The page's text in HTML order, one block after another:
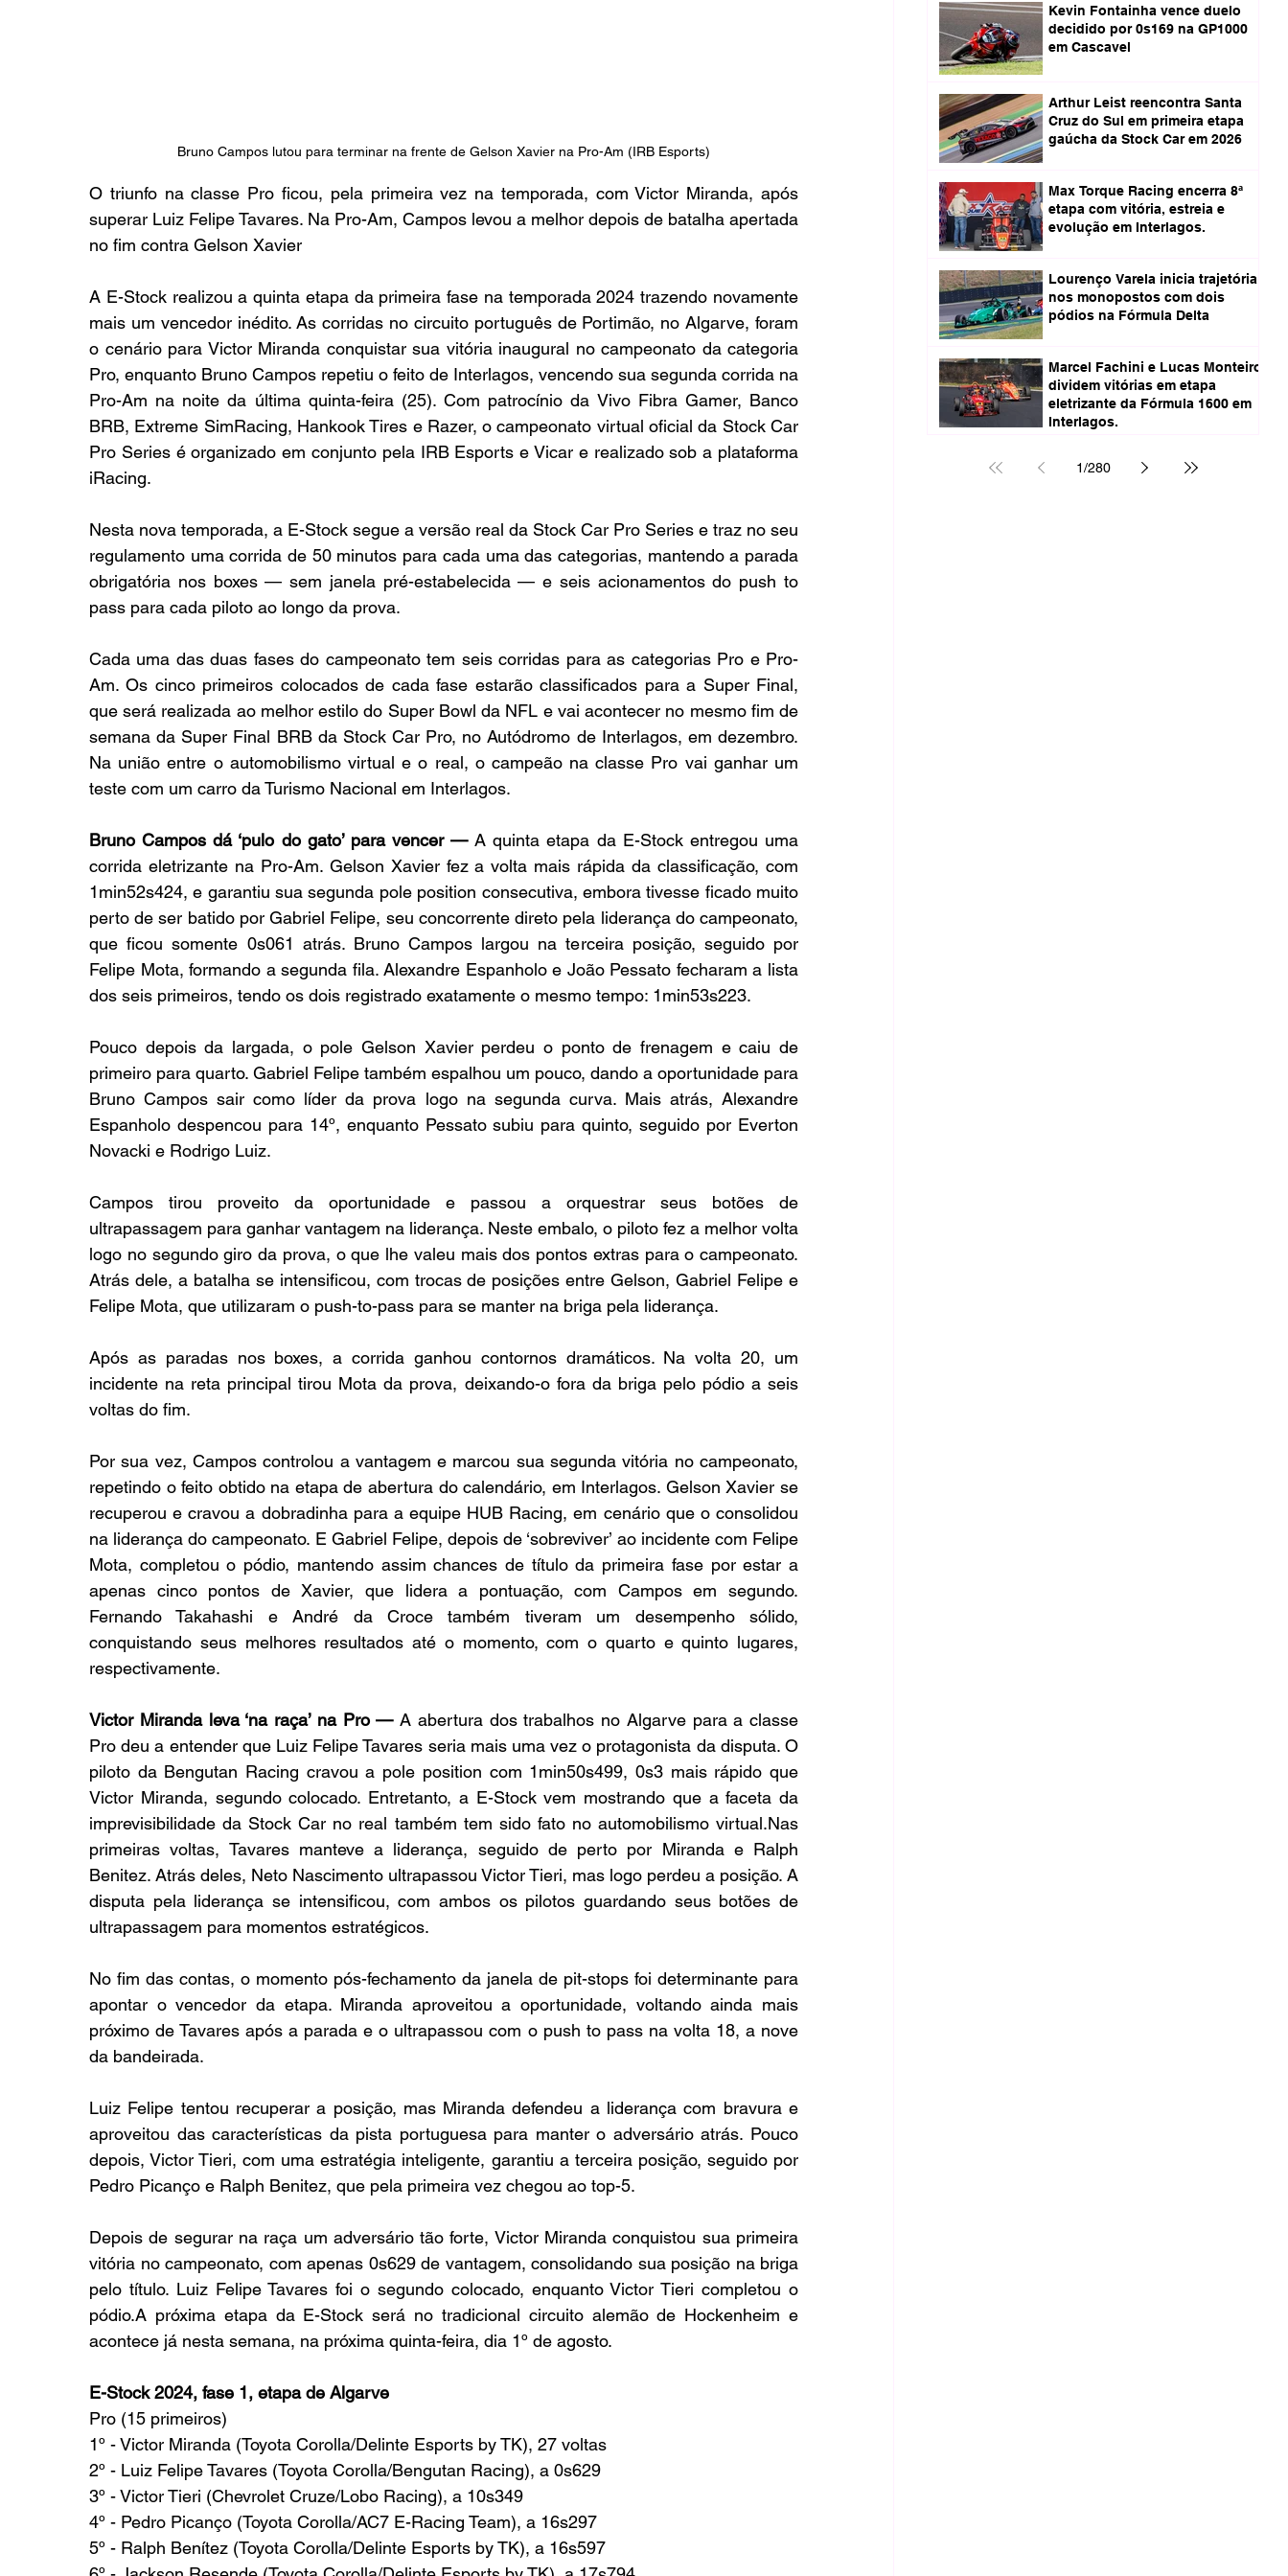
Bruno Campos lutou para terminar na frente de Gelson Xavier na Pro-Am (IRB Esports)
O triunfo na classe Pro ficou, pela primeira vez na temporada, com Victor Miranda, após
superar Luiz Felipe Tavares. Na Pro-Am, Campos levou a melhor depois de batalha apertada
no fim contra Gelson Xavier
A E-Stock realizou a quinta etapa da primeira fase na temporada 2024 trazendo novamente
mais um vencedor inédito. As corridas no circuito português de Portimão, no Algarve, foram
o cenário para Victor Miranda conquistar sua vitória inaugural no campeonato da categoria
Pro, enquanto Bruno Campos repetiu o feito de Interlagos, vencendo sua segunda corrida na
Pro-Am na noite da última quinta-feira (25). Com patrocínio da Vivo Fibra Gamer, Banco
BRB, Extreme SimRacing, Hankook Tires e Razer, o campeonato virtual oficial da Stock Car
Pro Series é organizado em conjunto pela IRB Esports e Vicar e realizado sob a plataforma
iRacing.
Nesta nova temporada, a E-Stock segue a versão real da Stock Car Pro Series e traz no seu
regulamento uma corrida de 50 minutos para cada uma das categorias, mantendo a parada
obrigatória nos boxes — sem janela pré-estabelecida — e seis acionamentos do push to
pass para cada piloto ao longo da prova.
Cada uma das duas fases do campeonato tem seis corridas para as categorias Pro e Pro-
Am. Os cinco primeiros colocados de cada fase estarão classificados para a Super Final,
que será realizada ao melhor estilo do Super Bowl da NFL e vai acontecer no mesmo fim de
semana da Super Final BRB da Stock Car Pro, no Autódromo de Interlagos, em dezembro.
Na união entre o automobilismo virtual e o real, o campeão na classe Pro vai ganhar um
teste com um carro da Turismo Nacional em Interlagos.
Bruno Campos dá ‘pulo do gato’ para vencer — A quinta etapa da E-Stock entregou uma
corrida eletrizante na Pro-Am. Gelson Xavier fez a volta mais rápida da classificação, com
1min52s424, e garantiu sua segunda pole position consecutiva, embora tivesse ficado muito
perto de ser batido por Gabriel Felipe, seu concorrente direto pela liderança do campeonato,
que ficou somente 0s061 atrás. Bruno Campos largou na terceira posição, seguido por
Felipe Mota, formando a segunda fila. Alexandre Espanholo e João Pessato fecharam a lista
dos seis primeiros, tendo os dois registrado exatamente o mesmo tempo: 1min53s223.
Pouco depois da largada, o pole Gelson Xavier perdeu o ponto de frenagem e caiu de
primeiro para quarto. Gabriel Felipe também espalhou um pouco, dando a oportunidade para
Bruno Campos sair como líder da prova logo na segunda curva. Mais atrás, Alexandre
Espanholo despencou para 14º, enquanto Pessato subiu para quinto, seguido por Everton
Novacki e Rodrigo Luiz.
Campos tirou proveito da oportunidade e passou a orquestrar seus botões de
ultrapassagem para ganhar vantagem na liderança. Neste embalo, o piloto fez a melhor volta
logo no segundo giro da prova, o que lhe valeu mais dos pontos extras para o campeonato.
Atrás dele, a batalha se intensificou, com trocas de posições entre Gelson, Gabriel Felipe e
Felipe Mota, que utilizaram o push-to-pass para se manter na briga pela liderança.
Após as paradas nos boxes, a corrida ganhou contornos dramáticos. Na volta 20, um
incidente na reta principal tirou Mota da prova, deixando-o fora da briga pelo pódio a seis
voltas do fim.
Por sua vez, Campos controlou a vantagem e marcou sua segunda vitória no campeonato,
repetindo o feito obtido na etapa de abertura do calendário, em Interlagos. Gelson Xavier se
recuperou e cravou a dobradinha para a equipe HUB Racing, em cenário que o consolidou
na liderança do campeonato. E Gabriel Felipe, depois de ‘sobreviver’ ao incidente com Felipe
Mota, completou o pódio, mantendo assim chances de título da primeira fase por estar a
apenas cinco pontos de Xavier, que lidera a pontuação, com Campos em segundo.
Fernando Takahashi e André da Croce também tiveram um desempenho sólido,
conquistando seus melhores resultados até o momento, com o quarto e quinto lugares,
respectivamente.
Victor Miranda leva ‘na raça’ na Pro — A abertura dos trabalhos no Algarve para a classe
Pro deu a entender que Luiz Felipe Tavares seria mais uma vez o protagonista da disputa. O
piloto da Bengutan Racing cravou a pole position com 1min50s499, 0s3 mais rápido que
Victor Miranda, segundo colocado. Entretanto, a E-Stock vem mostrando que a faceta da
imprevisibilidade da Stock Car no real também tem sido fato no automobilismo virtual.Nas
primeiras voltas, Tavares manteve a liderança, seguido de perto por Miranda e Ralph
Benitez. Atrás deles, Neto Nascimento ultrapassou Victor Tieri, mas logo perdeu a posição. A
disputa pela liderança se intensificou, com ambos os pilotos guardando seus botões de
ultrapassagem para momentos estratégicos.
No fim das contas, o momento pós-fechamento da janela de pit-stops foi determinante para
apontar o vencedor da etapa. Miranda aproveitou a oportunidade, voltando ainda mais
próximo de Tavares após a parada e o ultrapassou com o push to pass na volta 18, a nove
da bandeirada.
Luiz Felipe tentou recuperar a posição, mas Miranda defendeu a liderança com bravura e
aproveitou das características da pista portuguesa para manter o adversário atrás. Pouco
depois, Victor Tieri, com uma estratégia inteligente, garantiu a terceira posição, seguido por
Pedro Picanço e Ralph Benitez, que pela primeira vez chegou ao top-5.
Depois de segurar na raça um adversário tão forte, Victor Miranda conquistou sua primeira
vitória no campeonato, com apenas 0s629 de vantagem, consolidando sua posição na briga
pelo título. Luiz Felipe Tavares foi o segundo colocado, enquanto Victor Tieri completou o
pódio.A próxima etapa da E-Stock será no tradicional circuito alemão de Hockenheim e
acontece já nesta semana, na próxima quinta-feira, dia 1º de agosto.
E-Stock 2024, fase 1, etapa de Algarve
Pro (15 primeiros)
1º - Victor Miranda (Toyota Corolla/Delinte Esports by TK), 27 voltas
2º - Luiz Felipe Tavares (Toyota Corolla/Bengutan Racing), a 0s629
3º - Victor Tieri (Chevrolet Cruze/Lobo Racing), a 10s349
4º - Pedro Picanço (Toyota Corolla/AC7 E-Racing Team), a 16s297
5º - Ralph Benítez (Toyota Corolla/Delinte Esports by TK), a 16s597
Kevin Fontainha vence duelo
decidido por 0s169 na GP1000
em Cascavel
Arthur Leist reencontra Santa
Cruz do Sul em primeira etapa
gaúcha da Stock Car em 2026
Max Torque Racing encerra 8ª
etapa com vitória, estreia e
evolução em Interlagos.
Lourenço Varela inicia trajetória
nos monopostos com dois
pódios na Fórmula Delta
Marcel Fachini e Lucas Monteiro
dividem vitórias em etapa
eletrizante da Fórmula 1600 em
Interlagos.
1/280